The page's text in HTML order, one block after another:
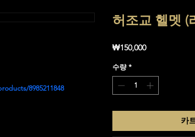
8985211848
허조교 헬멧 (
₩150,000가
수량 *
카